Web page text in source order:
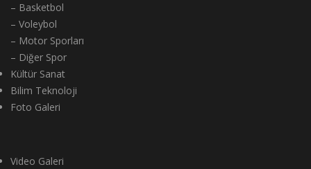
– Basketbol
– Voleybol
– Motor Sporları
– Diğer Spor
Kültür Sanat
Bilim Teknoloji
Foto Galeri
Video Galeri